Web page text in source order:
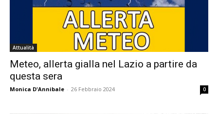
Attualità
Meteo, allerta gialla nel Lazio a partire da
questa sera
Monica D'Annibale - 26 Febbraio 2024 0